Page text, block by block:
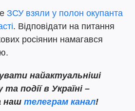
ЗСУ взяли у полон окупанта
. Відповідати на питання
росіянин намагався
найактуальніші
події в Україні –
наш телеграм канал!